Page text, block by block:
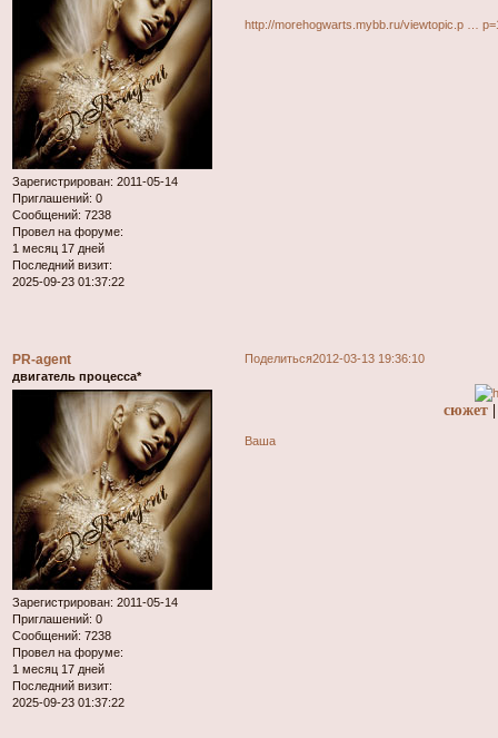
Зарегистрирован: 2011-05-14
Приглашений: 0
Сообщений: 7238
Провел на форуме:
1 месяц 17 дней
Последний визит:
2025-09-23 01:37:22
http://morehogwarts.mybb.ru/viewtopic.p …
Поделиться2012-03-13 19:36:10
PR-agent
двигатель процесса*
Зарегистрирован: 2011-05-14
Приглашений: 0
Сообщений: 7238
Провел на форуме:
1 месяц 17 дней
Последний визит:
2025-09-23 01:37:22
сюжет
Ваша